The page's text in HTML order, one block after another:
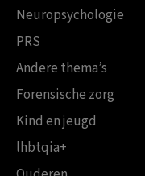
Neuropsychologie
PRS
Andere thema’s
Forensische zorg
Kind en jeugd
lhbtqia+